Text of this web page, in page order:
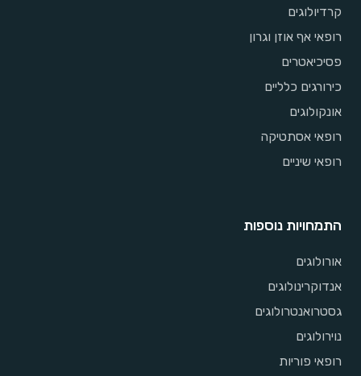
קרדיולוגים
רופאי אף אוזן וגרון
פסיכיאטרים
כירורגים כלליים
אונקולוגים
רופאי אסתטיקה
רופאי שיניים
התמחויות נוספות
אורולוגים
אנדוקרינולוגים
גסטרואנטרולוגים
נוירולוגים
רופאי פוריות